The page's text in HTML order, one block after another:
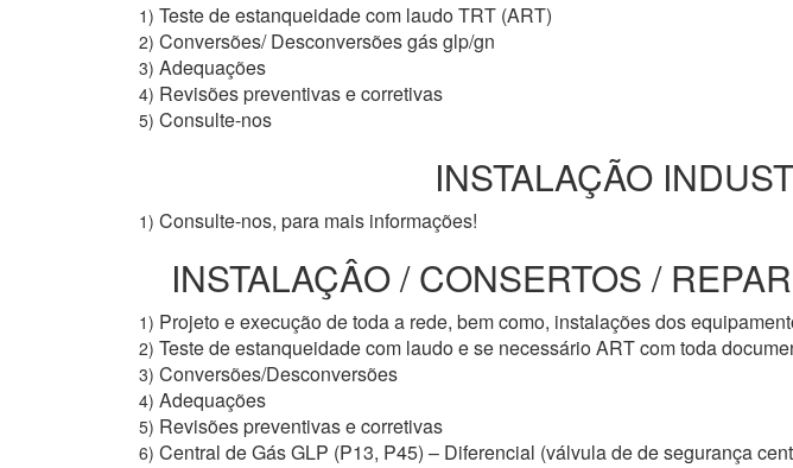
1) Teste de estanqueidade com laudo TRT (ART)
2) Conversões/ Desconversões gás glp/gn
3) Adequações
4) Revisões preventivas e corretivas
5) Consulte-nos
INSTALAÇÃO
1) Consulte-nos, para mais informações!
INSTALAÇÂO / CONSERTOS /
1) Projeto e execução de toda a rede, bem como, instalações dos
2) Teste de estanqueidade com laudo e se necessário ART com toda
3) Conversões/Desconversões
4) Adequações
5) Revisões preventivas e corretivas
6) Central de Gás GLP (P13, P45) – Diferencial (válvula de de segurança